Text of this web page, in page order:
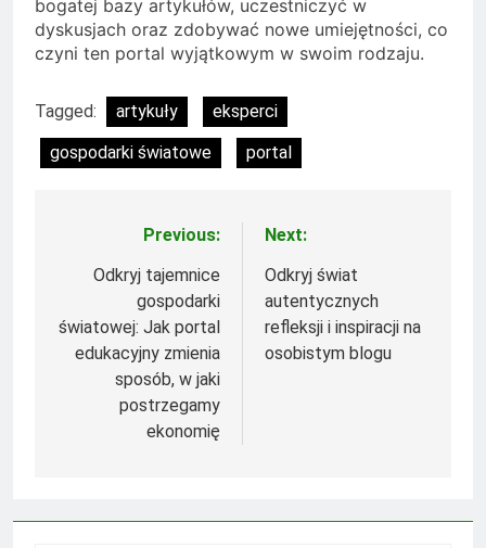
bogatej bazy artykułów, uczestniczyć w
dyskusjach oraz zdobywać nowe umiejętności, co
czyni ten portal wyjątkowym w swoim rodzaju.
Tagged: artykuły
eksperci
gospodarki światowe
portal
Nawigacja
wpisu
Previous:
Odkryj tajemnice
gospodarki
światowej: Jak portal
edukacyjny zmienia
sposób, w jaki
postrzegamy
ekonomię
Next:
Odkryj świat
autentycznych
refleksji i inspiracji na
osobistym blogu